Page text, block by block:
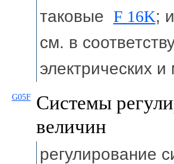
таковые F 16K;
см. в
электрических
G05F
Системы
величин
регулирование